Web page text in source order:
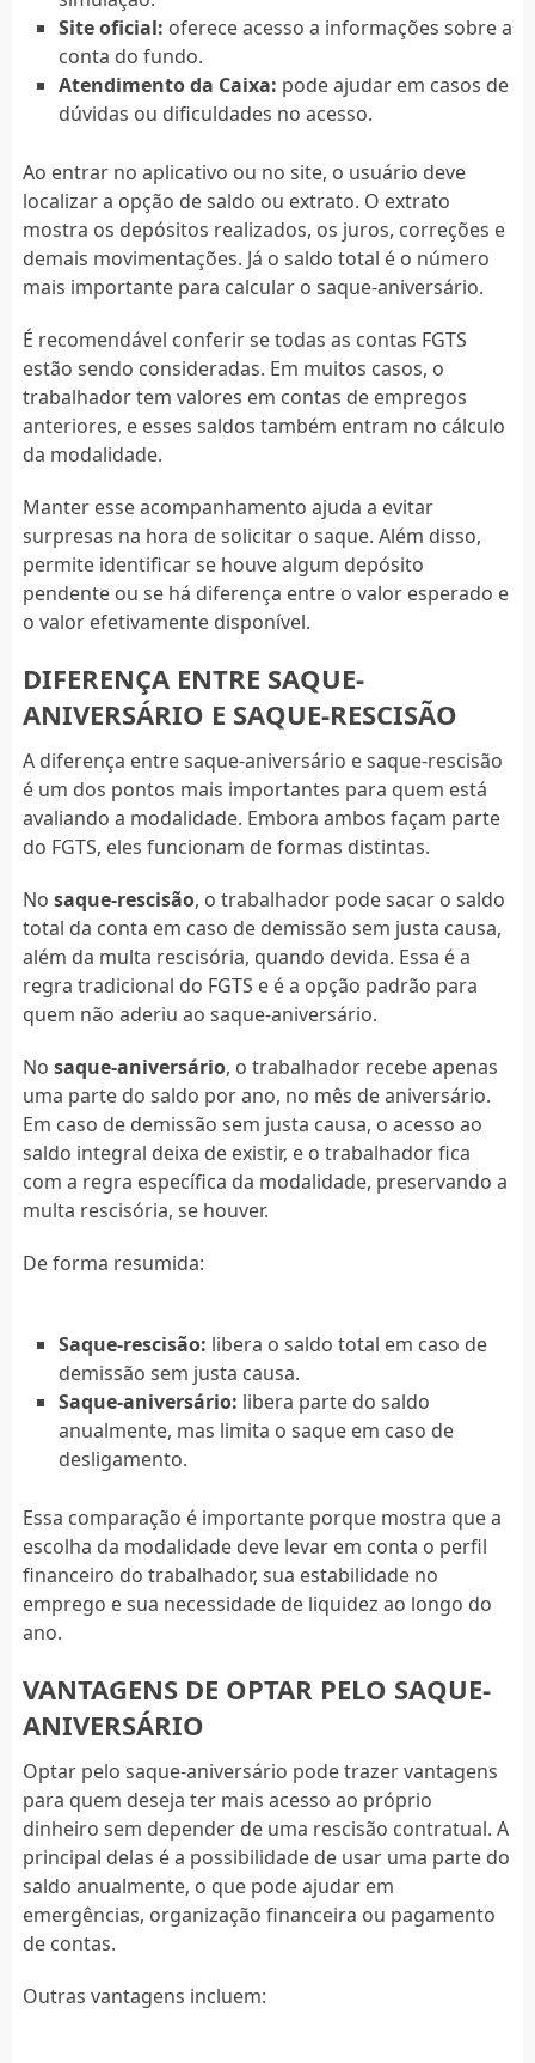
Site oficial: oferece acesso a informações sobre a
conta do fundo.
Atendimento da Caixa: pode ajudar em casos de
dúvidas ou dificuldades no acesso.
Ao entrar no aplicativo ou no site, o usuário deve
localizar a opção de saldo ou extrato. O extrato
mostra os depósitos realizados, os juros, correções e
demais movimentações. Já o saldo total é o número
mais importante para calcular o saque-aniversário.
É recomendável conferir se todas as contas FGTS
estão sendo consideradas. Em muitos casos, o
trabalhador tem valores em contas de empregos
anteriores, e esses saldos também entram no cálculo
da modalidade.
Manter esse acompanhamento ajuda a evitar
surpresas na hora de solicitar o saque. Além disso,
permite identificar se houve algum depósito
pendente ou se há diferença entre o valor esperado e
o valor efetivamente disponível.
DIFERENÇA ENTRE SAQUE-
ANIVERSÁRIO E SAQUE-RESCISÃO
A diferença entre saque-aniversário e saque-rescisão
é um dos pontos mais importantes para quem está
avaliando a modalidade. Embora ambos façam parte
do FGTS, eles funcionam de formas distintas.
No saque-rescisão, o trabalhador pode sacar o saldo
total da conta em caso de demissão sem justa causa,
além da multa rescisória, quando devida. Essa é a
regra tradicional do FGTS e é a opção padrão para
quem não aderiu ao saque-aniversário.
No saque-aniversário, o trabalhador recebe apenas
uma parte do saldo por ano, no mês de aniversário.
Em caso de demissão sem justa causa, o acesso ao
saldo integral deixa de existir, e o trabalhador fica
com a regra específica da modalidade, preservando a
multa rescisória, se houver.
De forma resumida:
Saque-rescisão: libera o saldo total em caso de
demissão sem justa causa.
Saque-aniversário: libera parte do saldo
anualmente, mas limita o saque em caso de
desligamento.
Essa comparação é importante porque mostra que a
escolha da modalidade deve levar em conta o perfil
financeiro do trabalhador, sua estabilidade no
emprego e sua necessidade de liquidez ao longo do
ano.
VANTAGENS DE OPTAR PELO SAQUE-
ANIVERSÁRIO
Optar pelo saque-aniversário pode trazer vantagens
para quem deseja ter mais acesso ao próprio
dinheiro sem depender de uma rescisão contratual. A
principal delas é a possibilidade de usar uma parte do
saldo anualmente, o que pode ajudar em
emergências, organização financeira ou pagamento
de contas.
Outras vantagens incluem: